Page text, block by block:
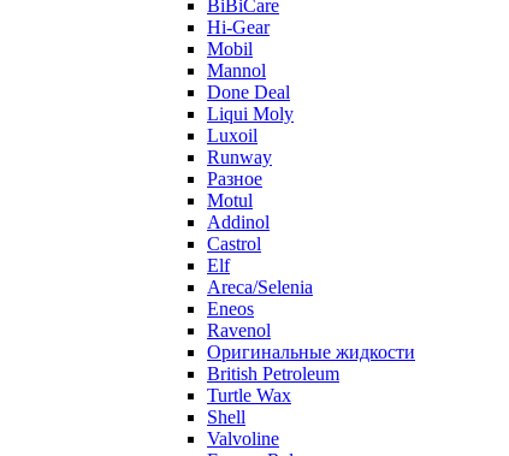
BiBiCare
Hi-Gear
Mobil
Mannol
Done Deal
Liqui Moly
Luxoil
Runway
Разное
Motul
Addinol
Castrol
Elf
Areca/Selenia
Eneos
Ravenol
Оригинальные жидкости
British Petroleum
Turtle Wax
Shell
Valvoline